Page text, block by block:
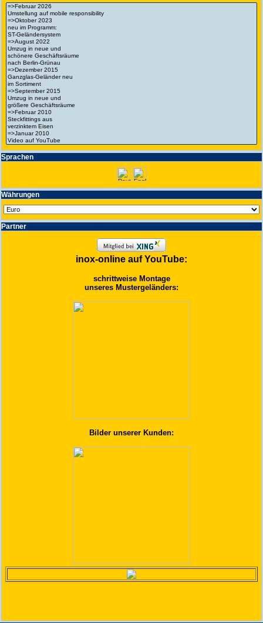
Spra­chen
Wäh­run­gen
Partner
inox-online auf YouTube:
schrittweise Montage
unseres Mustergeländers:
Bilder unserer Kunden: